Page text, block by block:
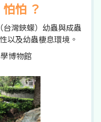
怕 ？
灣鋏蠓）幼蟲與成蟲
以及幼蟲棲息環境。
博物館